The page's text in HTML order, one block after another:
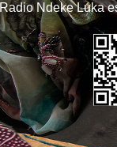
Radio Ndeke Luka